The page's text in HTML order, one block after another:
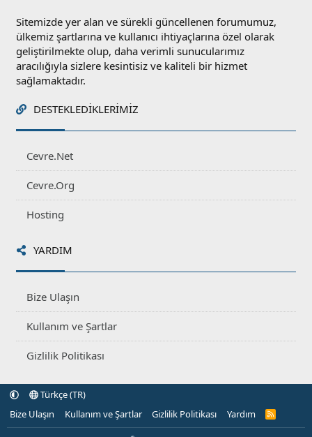
Sitemizde yer alan ve sürekli güncellenen forumumuz,
ülkemiz şartlarına ve kullanıcı ihtiyaçlarına özel olarak
geliştirilmekte olup, daha verimli sunucularımız
aracılığıyla sizlere kesintisiz ve kaliteli bir hizmet
sağlamaktadır.
DESTEKLEDIKLERIMIZ
Cevre.Net
Cevre.Org
Hosting
YARDIM
Bize Ulaşın
Kullanım ve Şartlar
Gizlilik Politikası
Türkçe (TR)
Bize Ulaşın
Kullanım ve Şartlar Gizlilik Politikası Yardım
R